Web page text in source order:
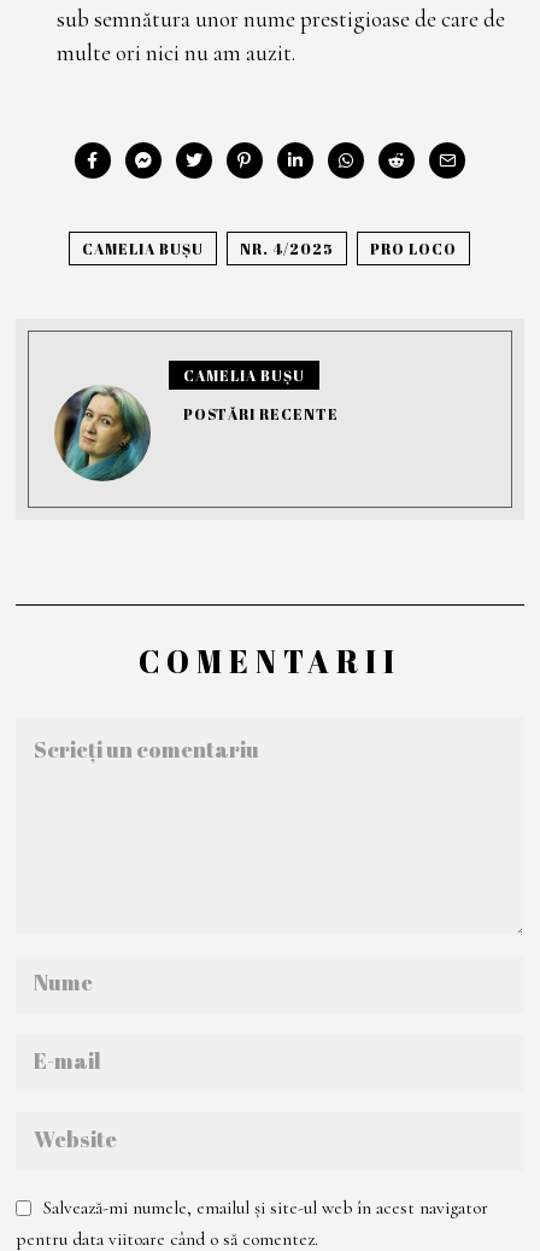
sub semnătura unor nume prestigioase de care de
multe ori nici nu am auzit.
CAMELIA BUȘU NR. 4/2025 PRO LOCO
CAMELIA BUȘU
POSTĂRI RECENTE
COMENTARII
Salvează-mi numele, emailul și site-ul web în acest navigator
pentru data viitoare când o să comentez.